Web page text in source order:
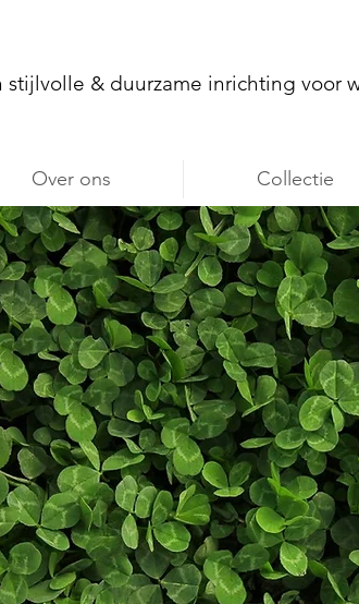
stijlvolle & duurzame inrichting voor
Over ons Collectie